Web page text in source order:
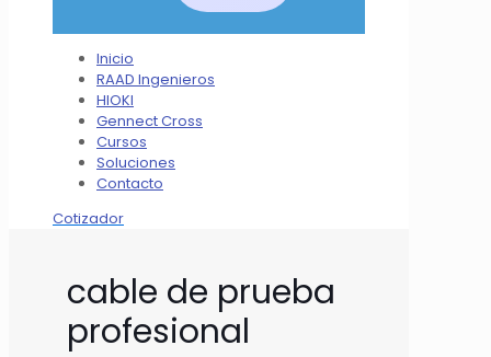
Inicio
RAAD Ingenieros
HIOKI
Gennect Cross
Cursos
Soluciones
Contacto
Cotizador
cable de prueba
profesional